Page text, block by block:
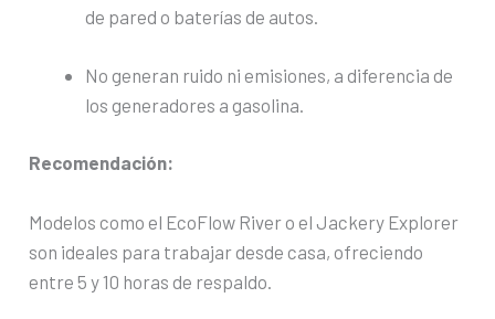
de pared o baterías de autos.
No generan ruido ni emisiones, a diferencia de
los generadores a gasolina.
Recomendación:
Modelos como el EcoFlow River o el Jackery Explorer
son ideales para trabajar desde casa, ofreciendo
entre 5 y 10 horas de respaldo.